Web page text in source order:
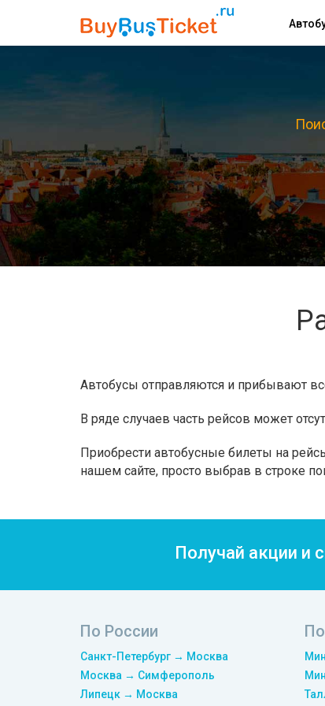
Автобусы отправляются и прибывают
В ряде случаев часть рейсов может
Приобрести автобусные билеты на
нашем сайте, просто выбрав в строке
Получай акции и
По России
Санкт-Петербург → Москва
Москва → Симферополь
Липецк → Москва